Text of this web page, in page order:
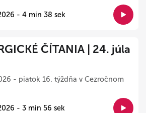
- 4 min 38 sek
ČÍTANIA | 24. júla
- piatok 16. týždňa v Cezročnom
- 3 min 56 sek